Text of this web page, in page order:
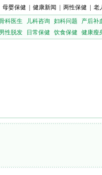
母婴保健 健康新闻 两性保健 老
科医生 儿科咨询 妇科问题 产后补
男性脱发 日常保健 饮食保健 健康瘦